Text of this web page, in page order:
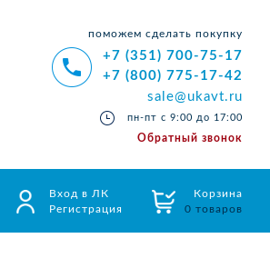
поможем сделать покупку
+7 (351) 700-75-17
+7 (800) 775-17-42
sale@ukavt.ru
пн-пт с 9:00 до 17:00
Обратный звонок
Вход в ЛК
Регистрация
Корзина
0 товаров